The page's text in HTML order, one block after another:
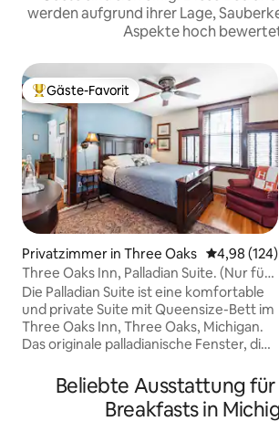
werden aufgrund ihrer Lage,
Aspekte hoch
Beliebter Gäste-Favorit.
Gäste-Favorit
Privatzimmer in Three Oaks
4,98 (124)
Three Oaks Inn, Palladian Suite. (Nur für
Erwachsene)
Die Palladian Suite ist eine komfortable
und private Suite mit Queensize-Bett im
Three Oaks Inn, Three Oaks, Michigan.
Das originale palladianische Fenster, die
bestimmen den Charakter dieses
Privatzimmers mit originalen
Kunstwerken, einem handgeknüpften
Beliebte Ausstattung für
Breakfasts in